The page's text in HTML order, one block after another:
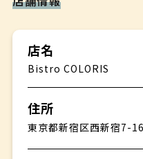
☘
店名
Bistro COLORIS
住所
東京都新宿区西新宿7-